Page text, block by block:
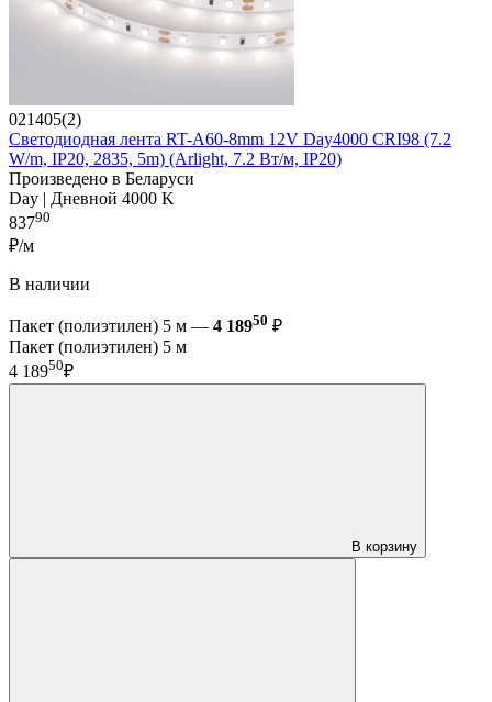
021405(2)
Светодиодная лента RT-A60-8mm 12V Day4000 CRI98 (7.2
W/m, IP20, 2835, 5m) (Arlight, 7.2 Вт/м, IP20)
Произведено в Беларуси
Day | Дневной 4000 K
83790
₽/м
В наличии
Пакет (полиэтилен) 5 м — 4 18950 ₽
Пакет (полиэтилен) 5 м
4 18950₽
В корзину